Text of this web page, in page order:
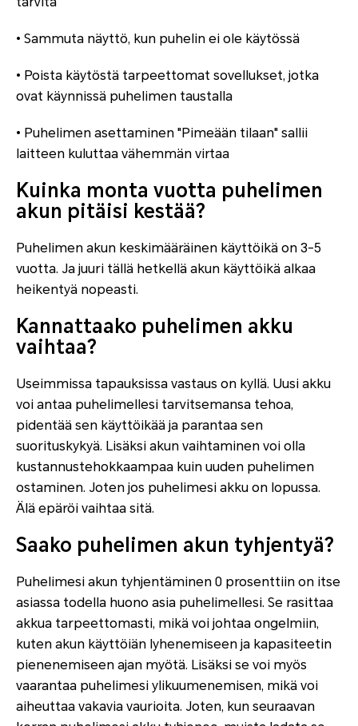
• Sammuta näyttö, kun puhelin ei ole käytössä
• Poista käytöstä tarpeettomat sovellukset, jotka
ovat käynnissä puhelimen taustalla
• Puhelimen asettaminen "Pimeään tilaan" sallii
laitteen kuluttaa vähemmän virtaa
Kuinka monta vuotta puhelimen
akun pitäisi kestää?
Puhelimen akun keskimääräinen käyttöikä on 3-5
vuotta. Ja juuri tällä hetkellä akun käyttöikä alkaa
heikentyä nopeasti.
Kannattaako puhelimen akku
vaihtaa?
Useimmissa tapauksissa vastaus on kyllä. Uusi akku
voi antaa puhelimellesi tarvitsemansa tehoa,
pidentää sen käyttöikää ja parantaa sen
suorituskykyä. Lisäksi akun vaihtaminen voi olla
kustannustehokkaampaa kuin uuden puhelimen
ostaminen. Joten jos puhelimesi akku on lopussa.
Älä epäröi vaihtaa sitä.
Saako puhelimen akun tyhjentyä?
Puhelimesi akun tyhjentäminen 0 prosenttiin on itse
asiassa todella huono asia puhelimellesi. Se rasittaa
akkua tarpeettomasti, mikä voi johtaa ongelmiin,
kuten akun käyttöiän lyhenemiseen ja kapasiteetin
pienenemiseen ajan myötä. Lisäksi se voi myös
vaarantaa puhelimesi ylikuumenemisen, mikä voi
aiheuttaa vakavia vaurioita. Joten, kun seuraavan